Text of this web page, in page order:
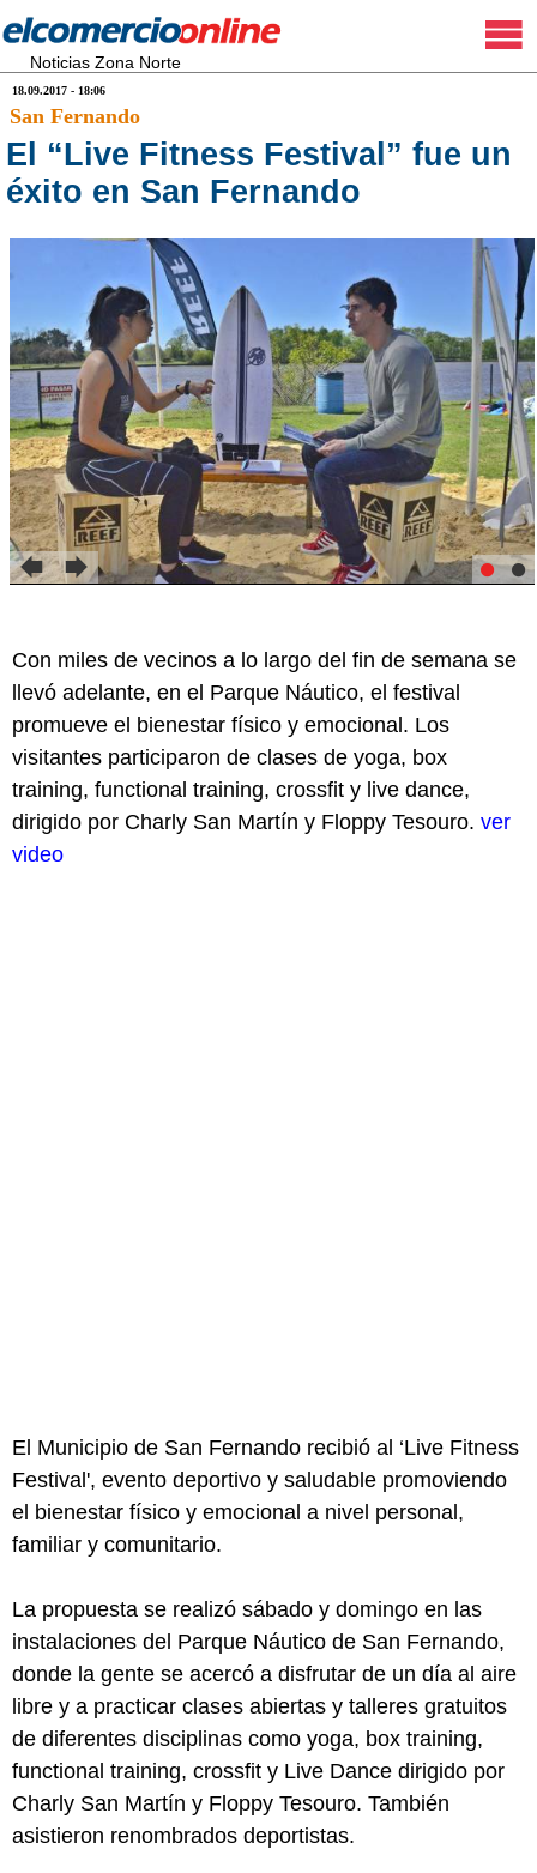
Noticias Zona Norte
18.09.2017 - 18:06
San Fernando
El “Live Fitness Festival” fue un
éxito en San Fernando
Con miles de vecinos a lo largo del fin de semana se
llevó adelante, en el Parque Náutico, el festival
promueve el bienestar físico y emocional. Los
visitantes participaron de clases de yoga, box
training, functional training, crossfit y live dance,
dirigido por Charly San Martín y Floppy Tesouro. ver
video
El Municipio de San Fernando recibió al ‘Live Fitness
Festival', evento deportivo y saludable promoviendo
el bienestar físico y emocional a nivel personal,
familiar y comunitario.
La propuesta se realizó sábado y domingo en las
instalaciones del Parque Náutico de San Fernando,
donde la gente se acercó a disfrutar de un día al aire
libre y a practicar clases abiertas y talleres gratuitos
de diferentes disciplinas como yoga, box training,
functional training, crossfit y Live Dance dirigido por
Charly San Martín y Floppy Tesouro. También
asistieron renombrados deportistas.